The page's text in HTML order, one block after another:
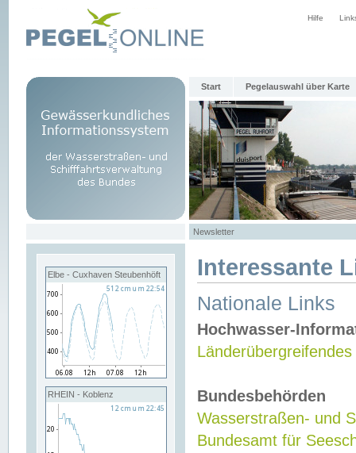
Hilfe
Start Pegelauswahl über Karte
Newsletter
Elbe - Cuxhaven Steubenhöft
RHEIN - Koblenz
Interessante
Nationale Links
Hochwasser-
Bundesbehörden
Wasserstraßen- und
Bundesamt für